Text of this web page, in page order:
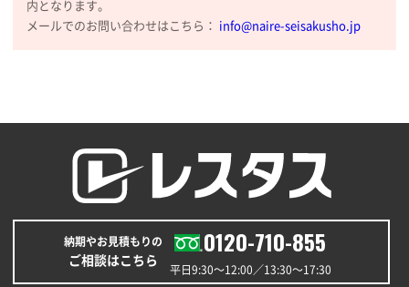
厚手コットンマチ付トートL ナチュラル(A4対応)
A4バインダー(2ツ折)
300枚
2025年12月24日 14:43
以前の注文も含め価格と品質
青森県K社様
ワンポイントポリ袋 A4サイズ1000枚
2025年12月24日 13:22
内となります。
メールでのお問い合わせはこちら： info@naire-seisakusho.jp
納期やお見積もりの
ご相談はこちら
0120-710-855
平日9:30〜12:00／13:30〜17:30